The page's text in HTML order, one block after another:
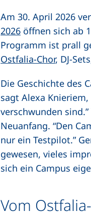
Am 30. April 2026
2026 öffnen sich ab
Programm ist prall
Ostfalia-Chor, DJ-
Die Geschichte des
sagt Alexa
verschwunden
Neuanfang. “Den
nur ein Testpilot.”
gewesen, vieles
sich ein Campus
Vom